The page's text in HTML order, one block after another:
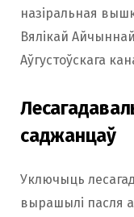
назіральная
Вялікай
Аўгустоўскага
саджанцаў
Уключыць
вырашылі пасля